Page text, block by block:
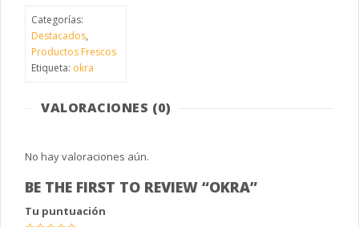
Categorías:
Destacados,
Productos Frescos
Etiqueta: okra
VALORACIONES (0)
No hay valoraciones aún.
BE THE FIRST TO REVIEW “OKRA”
Tu puntuación